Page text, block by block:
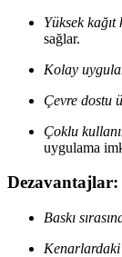
Yüksek kağıt
sağlar.
Kolay
Çevre dostu
Çoklu
uygulama
Dezavantajlar:
Baskı
Kenarlardaki